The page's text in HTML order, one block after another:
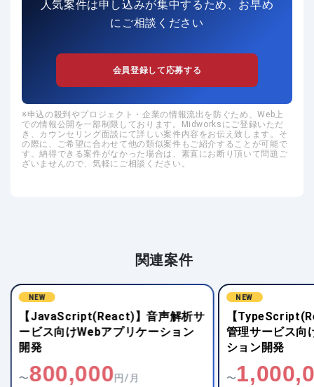
人気案件は申し込みが集中するため、お早め
にご相談ください
会員登録して応募する
申込の殺到やプロジェクト・企業の情報流出を防ぐため、Web上
での情報公開を一部制限しております。Midworksにご登録いただ
き、カウンセリング面談にて詳しい案件内容をお伝え致します。そ
の際に、ご希望に合わせて他の類似案件もご紹介することが可能で
す。納得できる案件がなかった場合は、素直にお断り頂いて問題ご
ざいませんので、気軽にご相談ください。
関連案件
NEW
【JavaScript(React)】音声解析サ
ービス向けWebアプリケーション
開発
〜800,000円/月
NEW
【
管理サービス向
ション開発
〜